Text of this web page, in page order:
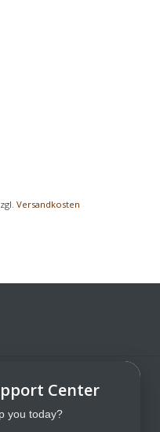
Versandkosten
specialist
Center
you today?